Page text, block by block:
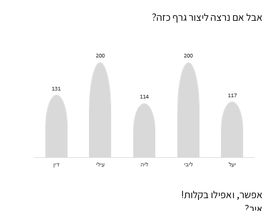
אבל אם נרצה ליצור גרף כזה?
אפשר, ואפילו בקלות!